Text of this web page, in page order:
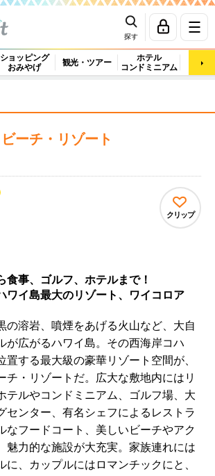
探す
ショッピング
おみやげ
観光・ツアー
ホテル
コンドミニアム
マッ
ーチ・リゾート
クリップ
食事、ゴルフ、ホテルまで！
ワイ島最大のリゾート、ワイコロア
の溶岩、噴煙をあげる火山など、大自
が広がるハワイ島。その西海岸コハ
置する最大級の豪華リゾート空間が、
チ・リゾートだ。広大な敷地内にはリ
テルやコンドミニアム、ゴルフ場、大
センター、有名シェフによるレストラ
なフードコート、美しいビーチやアク
魅力的な施設が大充実。家族連れには
に、カップルにはロマンチックにと、